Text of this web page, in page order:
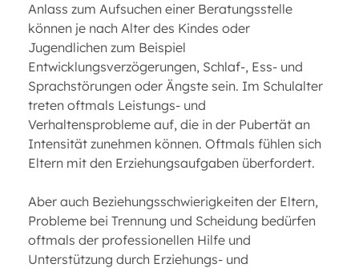
Anlass zum Aufsuchen einer Beratungsstelle
können je nach Alter des Kindes oder
Jugendlichen zum Beispiel
Entwicklungsverzögerungen, Schlaf-, Ess- und
Sprachstörungen oder Ängste sein. Im Schulalter
treten oftmals Leistungs- und
Verhaltensprobleme auf, die in der Pubertät an
Intensität zunehmen können. Oftmals fühlen sich
Eltern mit den Erziehungsaufgaben überfordert.
Aber auch Beziehungsschwierigkeiten der Eltern,
Probleme bei Trennung und Scheidung bedürfen
oftmals der professionellen Hilfe und
Unterstützung durch Erziehungs- und